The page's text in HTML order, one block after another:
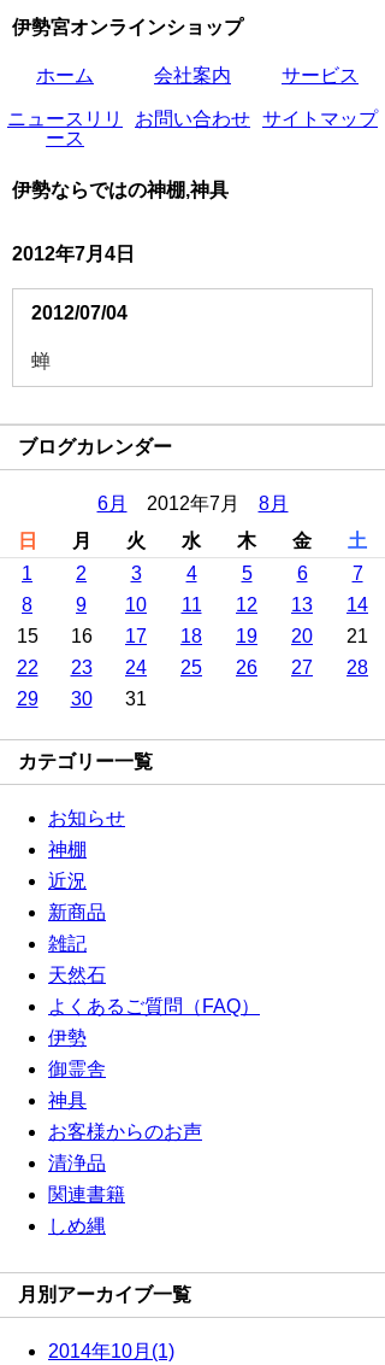
伊勢宮オンラインショップ
ホーム 会社案内 サービス
ニュースリリ
ース
お問い合わせ サイトマップ
伊勢ならではの神棚,神具
2012年7月4日
2012/07/04
蝉
ブログカレンダー
6月 2012年7月 8月
日
月 火 水 木 金
土
1
2 3 4 5 6
7
8
9 10 11 12 13
14
15
16 17 18 19 20
21
22
23 24 25 26 27
28
29
30 31
カテゴリー一覧
お知らせ
神棚
近況
新商品
雑記
天然石
よくあるご質問（FAQ）
伊勢
御霊舎
神具
お客様からのお声
清浄品
関連書籍
しめ縄
月別アーカイブ一覧
2014年10月(1)